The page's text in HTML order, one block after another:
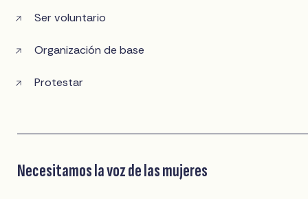
Ser voluntario
Organización de base
Protestar
Necesitamos la voz de las mujeres